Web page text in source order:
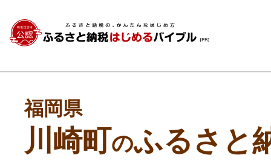
福岡県
川崎町のふるさと